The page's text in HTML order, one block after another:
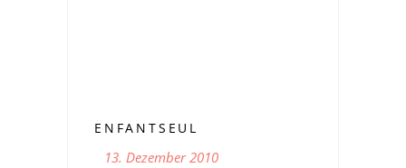
ENFANTSEUL
13. Dezember 2010